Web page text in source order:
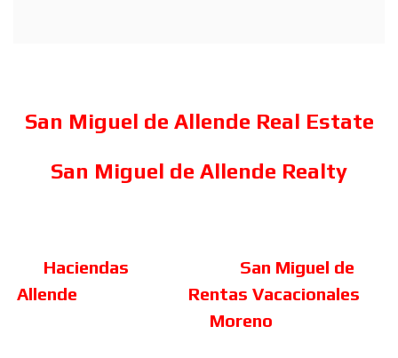
San Miguel de Allende Real Estate
San Miguel de Allende Realty
Haciendas
San Miguel de
Allende
Rentas Vacacionales
Moreno